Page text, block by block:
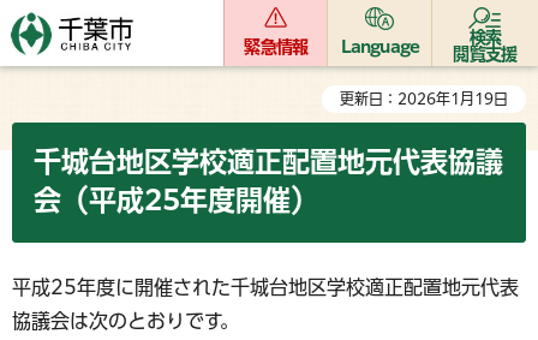
緊急情報 Language
検索
閲覧支援
更新日：2026年1月19日
千城台地区学校適正配置地元代表協議
会（平成25年度開催）
平成25年度に開催された千城台地区学校適正配置地元代表
協議会は次のとおりです。